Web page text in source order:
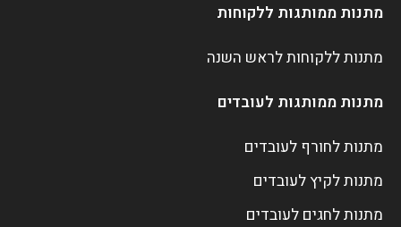
מתנות ממותגות ללקוחות
מתנות ללקוחות לראש השנה
מתנות ממותגות לעובדים
מתנות לחורף לעובדים
מתנות לקיץ לעובדים
מתנות לחגים לעובדים